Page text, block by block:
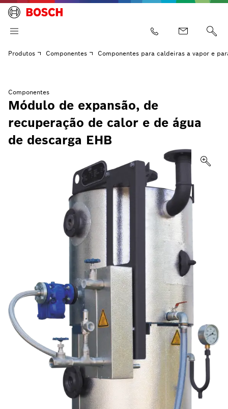
Produtos Componentes Componentes para caldeiras a vapor e
Componentes
Módulo de expansão, de
recuperação de calor e de água
de descarga EHB